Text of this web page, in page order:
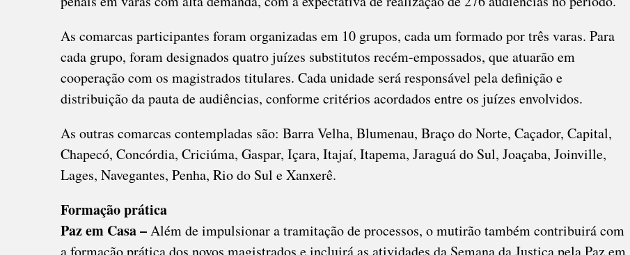
As comarcas participantes foram organizadas em 10 grupos, cada um formado por três varas. Para
cada grupo, foram designados quatro juízes substitutos recém-empossados, que atuarão em
cooperação com os magistrados titulares. Cada unidade será responsável pela definição e
distribuição da pauta de audiências, conforme critérios acordados entre os juízes envolvidos.
As outras comarcas contempladas são: Barra Velha, Blumenau, Braço do Norte, Caçador, Capital,
Chapecó, Concórdia, Criciúma, Gaspar, Içara, Itajaí, Itapema, Jaraguá do Sul, Joaçaba, Joinville,
Lages, Navegantes, Penha, Rio do Sul e Xanxerê.
Formação prática
Paz em Casa –Além de impulsionar a tramitação de processos, o mutirão também contribuirá com
a formação prática dos novos magistrados e incluirá as atividades da Semana da Justiça pela Paz em